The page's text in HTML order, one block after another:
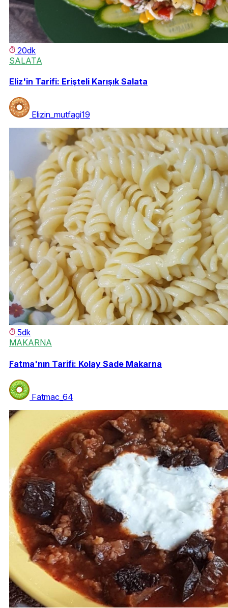
20dk
SALATA
Eliz'in Tarifi: Erişteli Karışık Salata
Elizin_mutfagi19
5dk
MAKARNA
Fatma'nın Tarifi: Kolay Sade Makarna
Fatmac_64